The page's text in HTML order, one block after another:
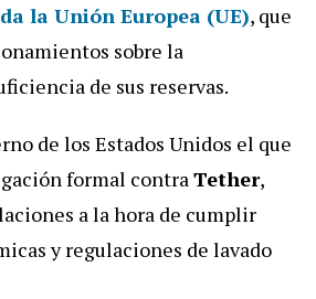
la Unión Europea (UE), que
sobre la
de sus reservas.
de los Estados Unidos el que
formal contraTether,
a la hora de cumplir
y regulaciones de lavado